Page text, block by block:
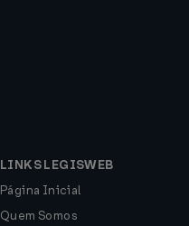
LINKS LEGISWEB
Página Inicial
Quem Somos